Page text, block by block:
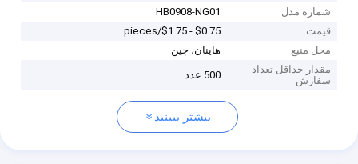
شماره مدل
HB0908-NG01
قیمت
$0.75 - $1.75/pieces
محل منبع
هاینان، چین
مقدار حداقل تعداد
سفارش
500 عدد
بیشتر ببینید